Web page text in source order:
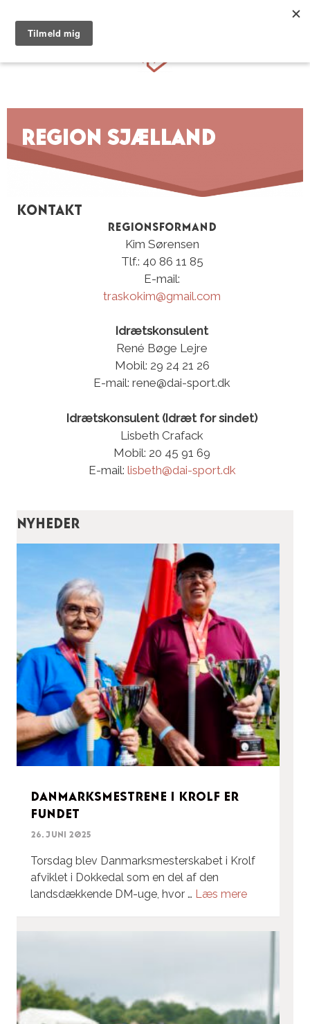
indhold
region sjælland
Kontakt
Regionsformand
Kim Sørensen
Tlf.: 40 86 11 85
E-mail:
traskokim@gmail.com
Idrætskonsulent
René Bøge Lejre
Mobil: 29 24 21 26
E-mail: rene@dai-sport.dk
Idrætskonsulent (Idræt for sindet)
Lisbeth Crafack
Mobil: 20 45 91 69
E-mail: lisbeth@dai-sport.dk
Nyheder
Danmarksmestrene i Krolf er
fundet
26. juni 2025
Torsdag blev Danmarksmesterskabet i Krolf
afviklet i Dokkedal som en del af den
landsdækkende DM-uge, hvor … Læs mere